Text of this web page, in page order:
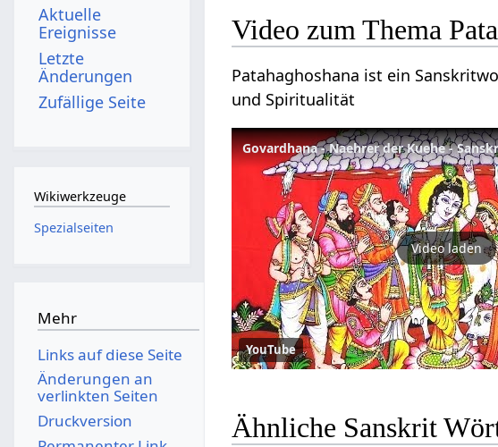
Video zum Thema
Patahaghoshana ist ein
und Spiritualität
Govardhana - Naehrer der Kuehe -
Video laden
YouTube
Ähnliche Sanskrit
Aktuelle
Ereignisse
Letzte
Änderungen
Zufällige Seite
Wikiwerkzeuge
Spezialseiten
Mehr
Links auf diese Seite
Änderungen an
verlinkten Seiten
Druckversion